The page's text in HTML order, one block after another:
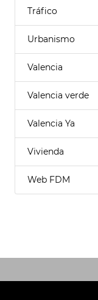
Tráfico
Urbanismo
Valencia
Valencia verde
Valencia Ya
Vivienda
Web FDM